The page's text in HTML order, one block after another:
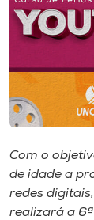
CPA
Editora
Rádio
Museu
Com o
de idade a
redes
realizará a